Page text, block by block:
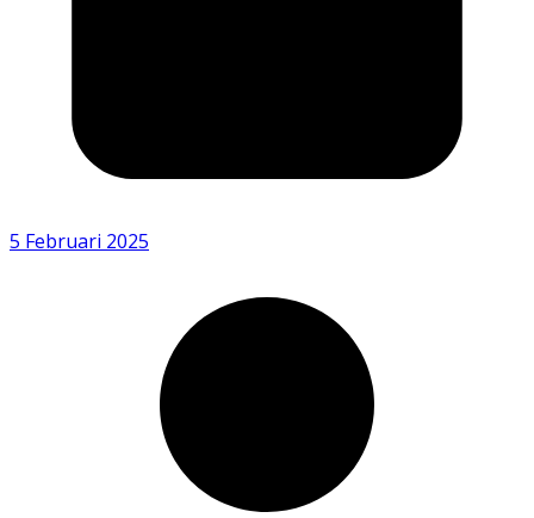
5 Februari 2025